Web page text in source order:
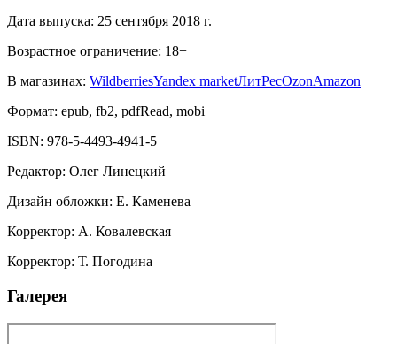
Дата выпуска: 25 сентября 2018 г.
Возрастное ограничение: 18+
В магазинах: WildberriesYandex marketЛитРесOzonAmazon
Формат: epub, fb2, pdfRead, mobi
ISBN: 978-5-4493-4941-5
Редактор: Олег Линецкий
Дизайн обложки: Е. Каменева
Корректор: А. Ковалевская
Корректор: Т. Погодина
Галерея